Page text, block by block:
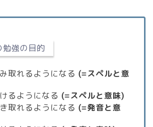
勉強の目的
取れるようになる (=スペルと意
るようになる (=スペルと意味)
取れるようになる (=発音と意